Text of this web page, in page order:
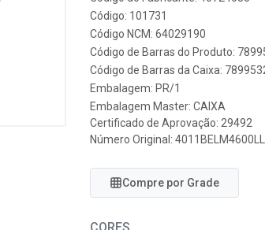
Código: 101731
Código NCM: 64029190
Código de Barras do Produto:
Código de Barras da Caixa:
Embalagem: PR/1
Embalagem Master: CAIXA
Certificado de Aprovação: 29492
Número Original: 4011BELM4600LL
Compre por Grade